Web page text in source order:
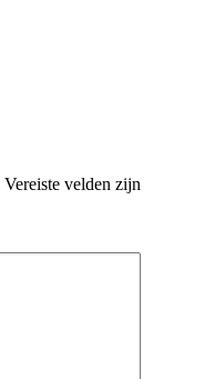
Vereiste velden zijn